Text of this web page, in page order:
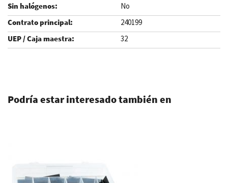
No
240199
32
Podría estar interesado también en